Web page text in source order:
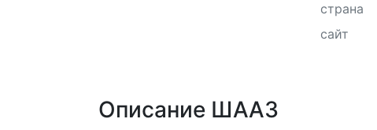
страна
сайт
Описание ШААЗ